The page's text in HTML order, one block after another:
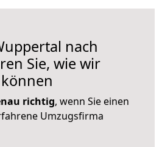
nach
Sie, wie wir
richtig, wenn Sie einen
Umzugsfirma